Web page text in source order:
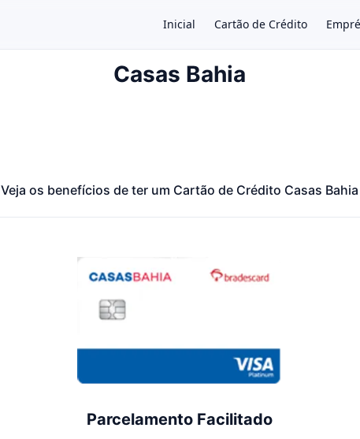
Inicial Cartão de Crédito
Casas Bahia
Veja os benefícios de ter um Cartão de Crédito Casas Bahia
Parcelamento Facilitado